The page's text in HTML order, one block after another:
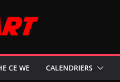
CE WE CALENDRIERS